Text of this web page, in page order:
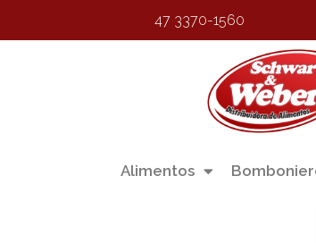
47 3370-1560
Alimentos